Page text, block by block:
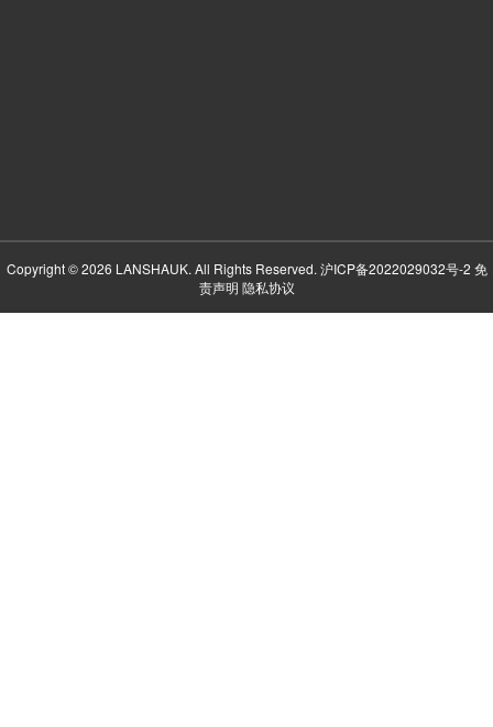
Copyright © 2026 LANSHAUK. All Rights Reserved. 沪ICP备2022029032号-2 免
责声明 隐私协议